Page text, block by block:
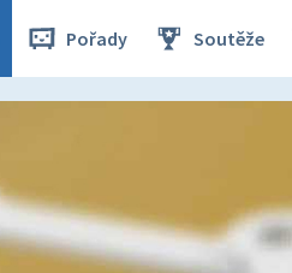
Pořady Soutěže